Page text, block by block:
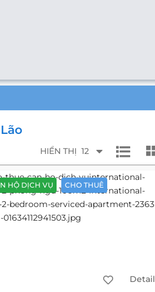
HIỂN THỊ 12
HỘ DỊCH VỤ CHO THUÊ
Detail